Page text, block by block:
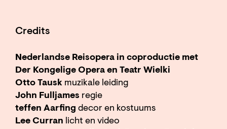
Credits
Nederlandse Reisopera in coproductie met
Der Kongelige Opera en Teatr Wielki
Otto Tausk muzikale leiding
John Fulljames regie
teffen Aarfing decor en kostuums
Lee Curran licht en video